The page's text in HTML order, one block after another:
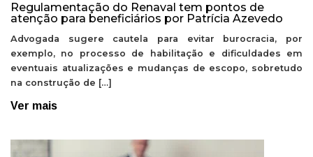
Regulamentação do Renaval tem pontos de
atenção para beneficiários por Patrícia Azevedo
Advogada sugere cautela para evitar burocracia, por
exemplo, no processo de habilitação e dificuldades em
eventuais atualizações e mudanças de escopo, sobretudo
na construção de […]
Ver mais